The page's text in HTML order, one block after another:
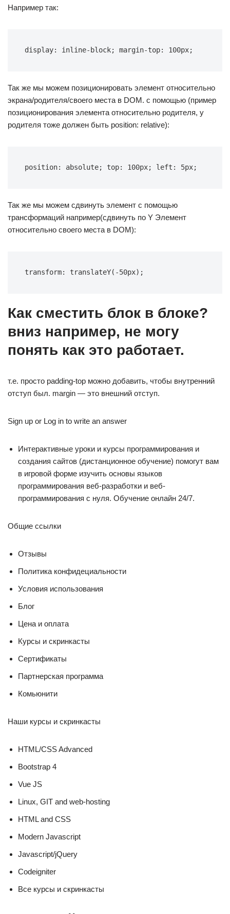
Например так:
display: inline-block; margin-top: 100px;
Так же мы можем позиционировать элемент относительно
экрана/родителя/своего места в DOM. с помощью (пример
позиционирования элемента относительно родителя, у
родителя тоже должен быть position: relative):
position: absolute; top: 100px; left: 5px;
Так же мы можем сдвинуть элемент с помощью
трансформаций например(сдвинуть по Y Элемент
относительно своего места в DOM):
transform: translateY(-50px);
Как сместить блок в блоке?
вниз например, не могу
понять как это работает.
т.е. просто padding-top можно добавить, чтобы внутренний
отступ был. margin — это внешний отступ.
Sign up or Log in to write an answer
Интерактивные уроки и курсы программирования и
создания сайтов (дистанционное обучение) помогут вам
в игровой форме изучить основы языков
программирования веб-разработки и веб-
программирования с нуля. Обучение онлайн 24/7.
Общие ссылки
Отзывы
Политика конфидециальности
Условия использования
Блог
Цена и оплата
Курсы и скринкасты
Сертификаты
Партнерская программа
Комьюнити
Наши курсы и скринкасты
HTML/CSS Advanced
Bootstrap 4
Vue JS
Linux, GIT and web-hosting
HTML and CSS
Modern Javascript
Javascript/jQuery
Codeigniter
Все курсы и скринкасты